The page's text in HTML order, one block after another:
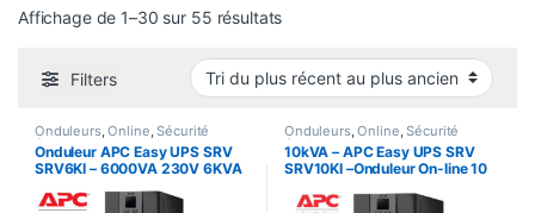
Affichage de 1–30 sur 55 résultatsTrié du plus récent au plus
Filters
Onduleurs,Online ,Sécurité
équipements
Onduleur APC Easy UPS SRV
SRV6KI – 6000VA 230V 6KVA
Onduleurs,Online ,Sécurité
équipements
10kVA – APC Easy UPS SRV
SRV10KI –Onduleur On-line 10